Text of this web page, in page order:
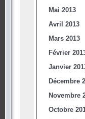
Mai 2013
Avril 2013
Mars 2013
Février
Janvier
Décembre
Novembre
Octobre